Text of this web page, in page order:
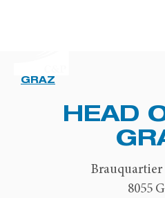
GRAZ
HEAD
Brauquartier
8055